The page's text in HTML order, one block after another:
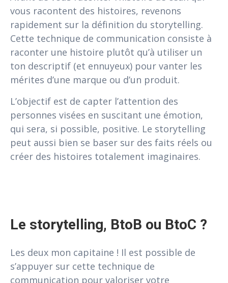
vous racontent des histoires, revenons
rapidement sur la définition du storytelling.
Cette technique de communication consiste à
raconter une histoire plutôt qu’à utiliser un
ton descriptif (et ennuyeux) pour vanter les
mérites d’une marque ou d’un produit.
L’objectif est de capter l’attention des
personnes visées en suscitant une émotion,
qui sera, si possible, positive. Le storytelling
peut aussi bien se baser sur des faits réels ou
créer des histoires totalement imaginaires.
Le storytelling, BtoB ou BtoC ?
Les deux mon capitaine ! Il est possible de
s’appuyer sur cette technique de
communication pour valoriser votre